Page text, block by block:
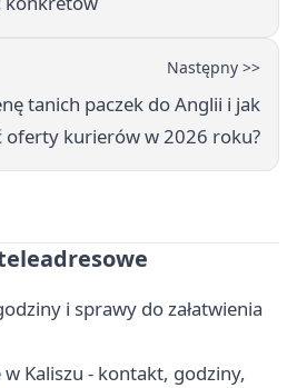
Następny >>
tanich paczek do Anglii i jak
oferty kurierów w 2026 roku?
i sprawy do załatwienia
Kaliszu - kontakt, godziny,